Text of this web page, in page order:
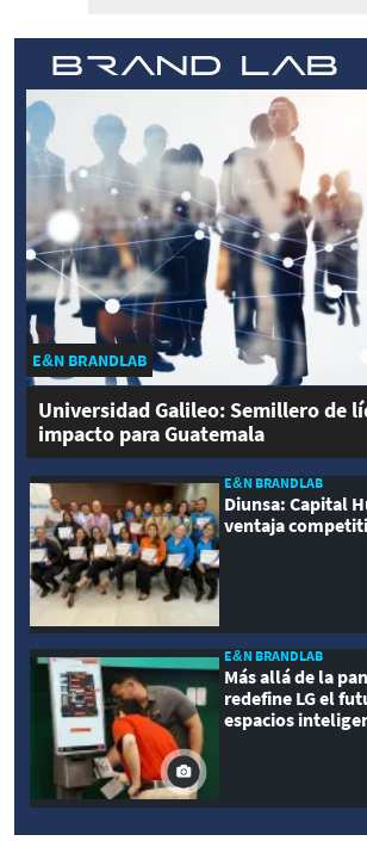
E&N BRANDLAB
Universidad Galileo: Semillero de
impacto para Guatemala
E&N BRANDLAB
Diunsa: Capital
ventaja
E&N BRANDLAB
Más allá de la
redefine LG el
espacios